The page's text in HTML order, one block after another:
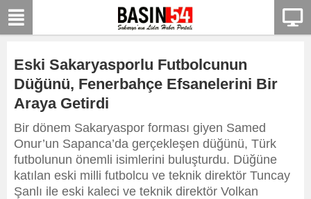
Eski Sakaryasporlu Futbolcunun
Düğünü, Fenerbahçe Efsanelerini Bir
Araya Getirdi
Bir dönem Sakaryaspor forması giyen Samed
Onur’un Sapanca’da gerçekleşen düğünü, Türk
futbolunun önemli isimlerini buluşturdu. Düğüne
katılan eski milli futbolcu ve teknik direktör Tuncay
Şanlı ile eski kaleci ve teknik direktör Volkan